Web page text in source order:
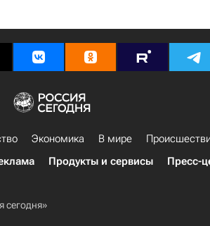
Экономика В мире
Продукты и сервисы Пресс-
сегодня»